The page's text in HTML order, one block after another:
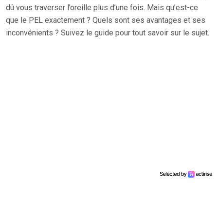
dû vous traverser l’oreille plus d’une fois. Mais qu’est-ce
que le PEL exactement ? Quels sont ses avantages et ses
inconvénients ? Suivez le guide pour tout savoir sur le sujet.